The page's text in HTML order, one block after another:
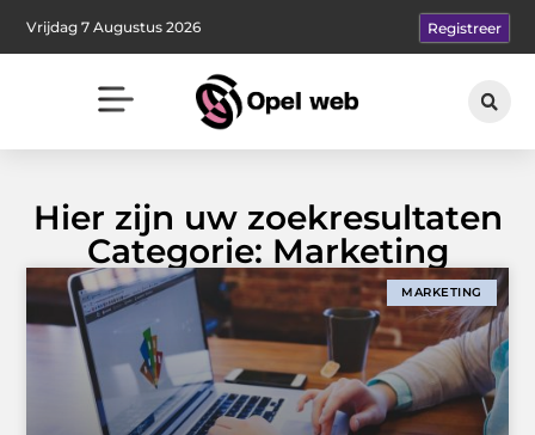
Vrijdag 7 Augustus 2026 Registreer
Hier zijn uw zoekresultaten
Categorie: Marketing
MARKETING